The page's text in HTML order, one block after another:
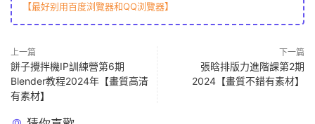
【最好别用百度浏覽器和QQ浏覽器】
上一篇
餅子攪拌機IP訓練營第6期
Blender教程2024年【畫質高清
有素材】
下一篇
張晗排版力進階課第2期
2024【畫質不錯有素材】